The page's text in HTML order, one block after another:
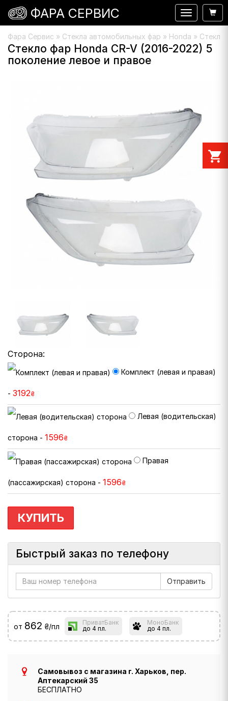
Фара Сервис » Стекла автомобильных фар » Honda » Стекло
Стекло фар Honda CR-V (2016-2022) 5
поколение левое и правое
Сторона:
Комплект (левая и правая)
- 3192₴
Левая (водительская)
сторона - 1596₴
Правая
(пассажирская) сторона - 1596₴
КУПИТЬ
Быстрый заказ по телефону
от 862 ₴/пл
ПриватБанк
до 4 пл.
МоноБанк
до 4 пл.
Самовывоз с магазина г. Харьков, пер.
Аптекарский 35
БЕСПЛАТНО
Навигация
ФАРА СЕРВИС
shopping_cart